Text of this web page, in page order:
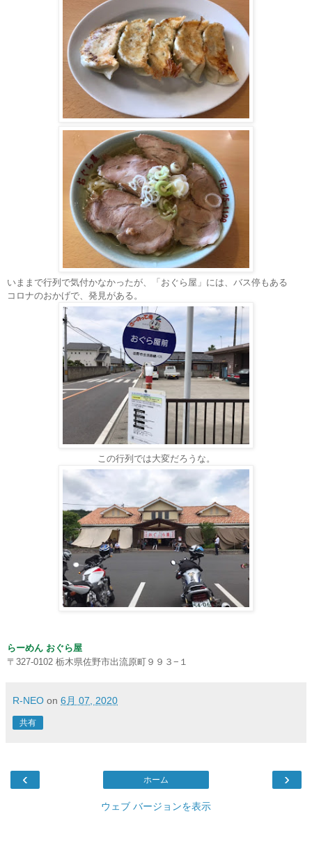
いままで行列で気付かなかったが、「おぐら屋」には、バス停もある
コロナのおかげで、発見がある。
この行列では大変だろうな。
らーめん おぐら屋
〒327-0102 栃木県佐野市出流原町９９３−１
R-NEO on 6月 07, 2020
共有
‹ ›
ホーム
ウェブ バージョンを表示